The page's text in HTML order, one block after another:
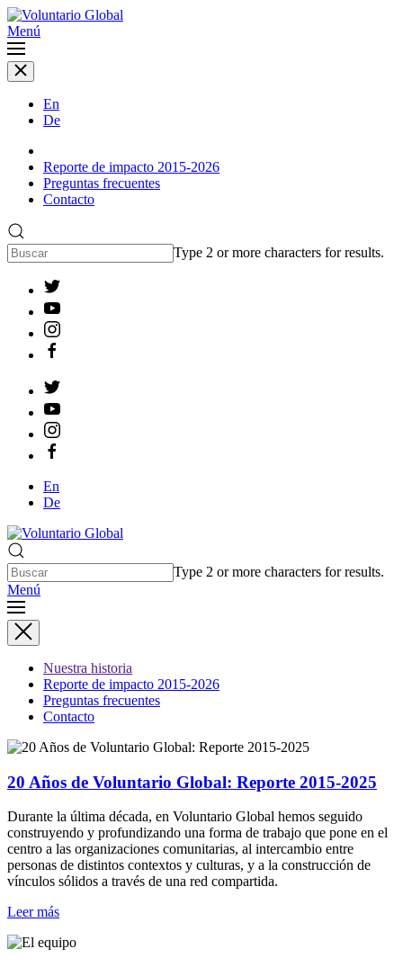
Menú
En
De
Reporte de impacto 2015-2026
Preguntas frecuentes
Contacto
Type 2 or more characters for results.
En
De
Type 2 or more characters for results.
Menú
Nuestra historia
Reporte de impacto 2015-2026
Preguntas frecuentes
Contacto
20 Años de Voluntario Global: Reporte 2015-2025
Durante la última década, en Voluntario Global hemos seguido
construyendo y profundizando una forma de trabajo que pone en el
centro a las organizaciones comunitarias, al intercambio entre
personas de distintos contextos y culturas, y a la construcción de
vínculos sólidos a través de una red compartida.
Leer más